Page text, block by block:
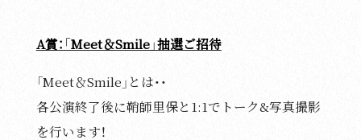
A賞：「Meet＆Smile」抽選ご招待
「Meet＆Smile」とは・・
各公演終了後に鞘師里保と1:1でトーク&写真撮影
を行います！